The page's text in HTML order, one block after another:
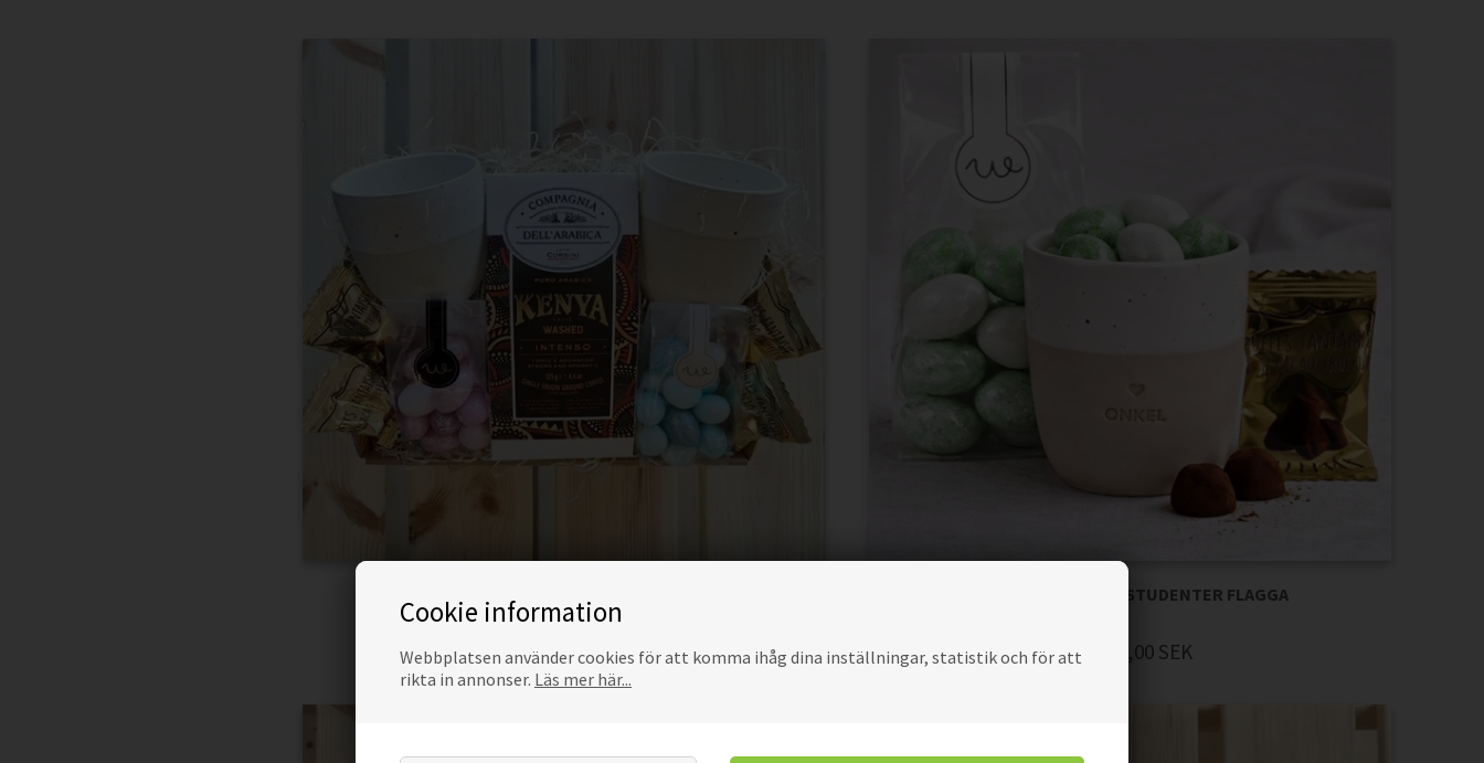
Cookie information
Webbplatsen använder cookies för att komma ihåg dina inställningar, statistik och för att
rikta in annonser. Läs mer här...
Pris680,00SEK
LILLE GAV MED BLÅ STUDENTER FLAGGA
Pris 302,00 SEK